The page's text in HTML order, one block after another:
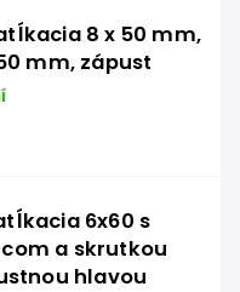
8 x 50 mm,
mm, zápust
6x60 s
a skrutkou
hlavou